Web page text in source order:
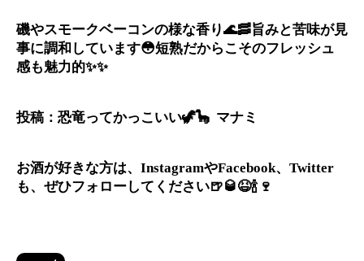
磯やスモークベーコンの様な香り🌊🥓旨みと苦味が見
事に調和しています😳短熟だからこそのフレッシュ
感も魅力的✨✨
投稿：恐竜ってかっこいい🦖🦕 マナミ
お酒が好きな方は、 InstagramやFacebook、 Twitter
も、ぜひフォローしてください🍺🥃😆🍾🍷